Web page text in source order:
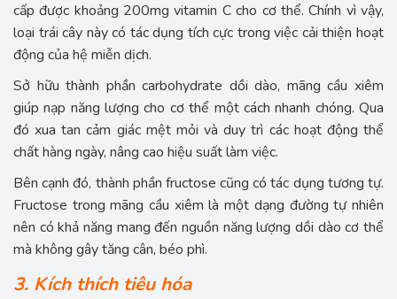
cấp được khoảng 200mg vitamin C cho cơ thể. Chính vì vậy,
loại trái cây này có tác dụng tích cực trong việc cải thiện hoạt
động của hệ miễn dịch.
Sở hữu thành phần carbohydrate dồi dào, mãng cầu xiêm
giúp nạp năng lượng cho cơ thể một cách nhanh chóng. Qua
đó xua tan cảm giác mệt mỏi và duy trì các hoạt động thể
chất hàng ngày, nâng cao hiệu suất làm việc.
Bên cạnh đó, thành phần fructose cũng có tác dụng tương tự.
Fructose trong mãng cầu xiêm là một dạng đường tự nhiên
nên có khả năng mang đến nguồn năng lượng dồi dào cơ thể
mà không gây tăng cân, béo phì.
3. Kích thích tiêu hóa